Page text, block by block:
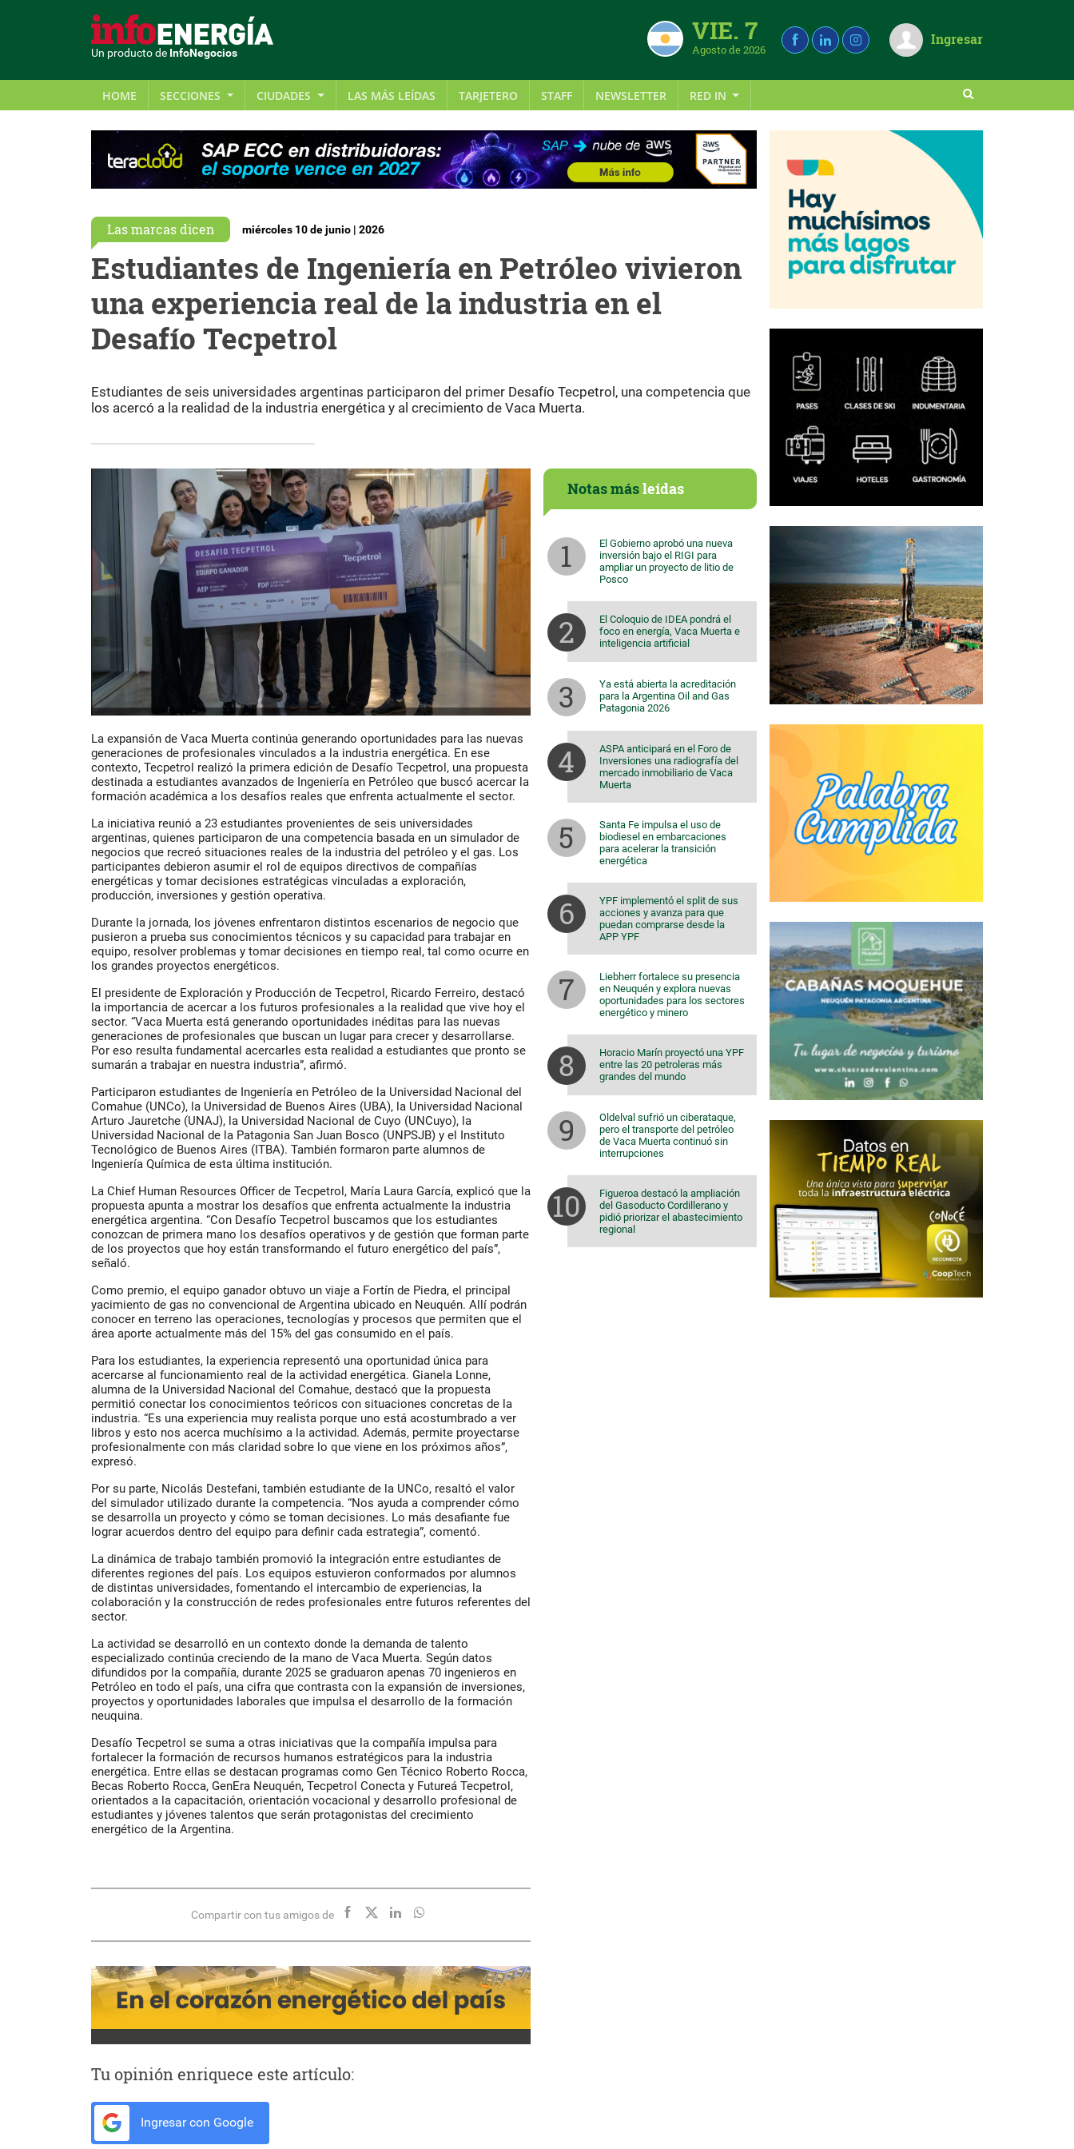
Un producto de InfoNegocios
VIE. 7
Agosto de 2026
Ingresar
HOME SECCIONES CIUDADES LAS MÁS LEÍDAS TARJETERO STAFF NEWSLETTER RED IN
Las marcas dicen miércoles 10 de junio | 2026
Estudiantes de Ingeniería en Petróleo vivieron
una experiencia real de la industria en el
Desafío Tecpetrol
Estudiantes de seis universidades argentinas participaron del primer Desafío Tecpetrol, una competencia que
los acercó a la realidad de la industria energética y al crecimiento de Vaca Muerta.
La expansión de Vaca Muerta continúa generando oportunidades para las nuevas
generaciones de profesionales vinculados a la industria energética. En ese
contexto, Tecpetrol realizó la primera edición de Desafío Tecpetrol, una propuesta
destinada a estudiantes avanzados de Ingeniería en Petróleo que buscó acercar la
formación académica a los desafíos reales que enfrenta actualmente el sector.
La iniciativa reunió a 23 estudiantes provenientes de seis universidades
argentinas, quienes participaron de una competencia basada en un simulador de
negocios que recreó situaciones reales de la industria del petróleo y el gas. Los
participantes debieron asumir el rol de equipos directivos de compañías
energéticas y tomar decisiones estratégicas vinculadas a exploración,
producción, inversiones y gestión operativa.
Durante la jornada, los jóvenes enfrentaron distintos escenarios de negocio que
pusieron a prueba sus conocimientos técnicos y su capacidad para trabajar en
equipo, resolver problemas y tomar decisiones en tiempo real, tal como ocurre en
los grandes proyectos energéticos.
El presidente de Exploración y Producción de Tecpetrol, Ricardo Ferreiro, destacó
la importancia de acercar a los futuros profesionales a la realidad que vive hoy el
sector. “Vaca Muerta está generando oportunidades inéditas para las nuevas
generaciones de profesionales que buscan un lugar para crecer y desarrollarse.
Por eso resulta fundamental acercarles esta realidad a estudiantes que pronto se
sumarán a trabajar en nuestra industria”, afirmó.
Participaron estudiantes de Ingeniería en Petróleo de la Universidad Nacional del
Comahue (UNCo), la Universidad de Buenos Aires (UBA), la Universidad Nacional
Arturo Jauretche (UNAJ), la Universidad Nacional de Cuyo (UNCuyo), la
Universidad Nacional de la Patagonia San Juan Bosco (UNPSJB) y el Instituto
Tecnológico de Buenos Aires (ITBA). También formaron parte alumnos de
Ingeniería Química de esta última institución.
La Chief Human Resources Officer de Tecpetrol, María Laura García, explicó que la
propuesta apunta a mostrar los desafíos que enfrenta actualmente la industria
energética argentina. “Con Desafío Tecpetrol buscamos que los estudiantes
conozcan de primera mano los desafíos operativos y de gestión que forman parte
de los proyectos que hoy están transformando el futuro energético del país”,
señaló.
Como premio, el equipo ganador obtuvo un viaje a Fortín de Piedra, el principal
yacimiento de gas no convencional de Argentina ubicado en Neuquén. Allí podrán
conocer en terreno las operaciones, tecnologías y procesos que permiten que el
área aporte actualmente más del 15% del gas consumido en el país.
Para los estudiantes, la experiencia representó una oportunidad única para
acercarse al funcionamiento real de la actividad energética. Gianela Lonne,
alumna de la Universidad Nacional del Comahue, destacó que la propuesta
permitió conectar los conocimientos teóricos con situaciones concretas de la
industria. “Es una experiencia muy realista porque uno está acostumbrado a ver
libros y esto nos acerca muchísimo a la actividad. Además, permite proyectarse
profesionalmente con más claridad sobre lo que viene en los próximos años”,
expresó.
Por su parte, Nicolás Destefani, también estudiante de la UNCo, resaltó el valor
del simulador utilizado durante la competencia. “Nos ayuda a comprender cómo
se desarrolla un proyecto y cómo se toman decisiones. Lo más desafiante fue
lograr acuerdos dentro del equipo para definir cada estrategia”, comentó.
La dinámica de trabajo también promovió la integración entre estudiantes de
diferentes regiones del país. Los equipos estuvieron conformados por alumnos
de distintas universidades, fomentando el intercambio de experiencias, la
colaboración y la construcción de redes profesionales entre futuros referentes del
sector.
La actividad se desarrolló en un contexto donde la demanda de talento
especializado continúa creciendo de la mano de Vaca Muerta. Según datos
difundidos por la compañía, durante 2025 se graduaron apenas 70 ingenieros en
Petróleo en todo el país, una cifra que contrasta con la expansión de inversiones,
proyectos y oportunidades laborales que impulsa el desarrollo de la formación
neuquina.
Desafío Tecpetrol se suma a otras iniciativas que la compañía impulsa para
fortalecer la formación de recursos humanos estratégicos para la industria
energética. Entre ellas se destacan programas como Gen Técnico Roberto Rocca,
Becas Roberto Rocca, GenEra Neuquén, Tecpetrol Conecta y Futureá Tecpetrol,
orientados a la capacitación, orientación vocacional y desarrollo profesional de
estudiantes y jóvenes talentos que serán protagonistas del crecimiento
energético de la Argentina.
Compartir con tus amigos de
Tu opinión enriquece este artículo:
Ingresar con Google
Notas másleídas
El Gobierno aprobó una nueva
inversión bajo el RIGI para
ampliar un proyecto de litio de
Posco
El Coloquio de IDEA pondrá el
foco en energía, Vaca Muerta e
inteligencia artificial
Ya está abierta la acreditación
para la Argentina Oil and Gas
Patagonia 2026
ASPA anticipará en el Foro de
Inversiones una radiografía del
mercado inmobiliario de Vaca
Muerta
Santa Fe impulsa el uso de
biodiesel en embarcaciones
para acelerar la transición
energética
YPF implementó el split de sus
acciones y avanza para que
puedan comprarse desde la
APP YPF
Liebherr fortalece su presencia
en Neuquén y explora nuevas
oportunidades para los sectores
energético y minero
Horacio Marín proyectó una YPF
entre las 20 petroleras más
grandes del mundo
Oldelval sufrió un ciberataque,
pero el transporte del petróleo
de Vaca Muerta continuó sin
interrupciones
Figueroa destacó la ampliación
del Gasoducto Cordillerano y
pidió priorizar el abastecimiento
regional